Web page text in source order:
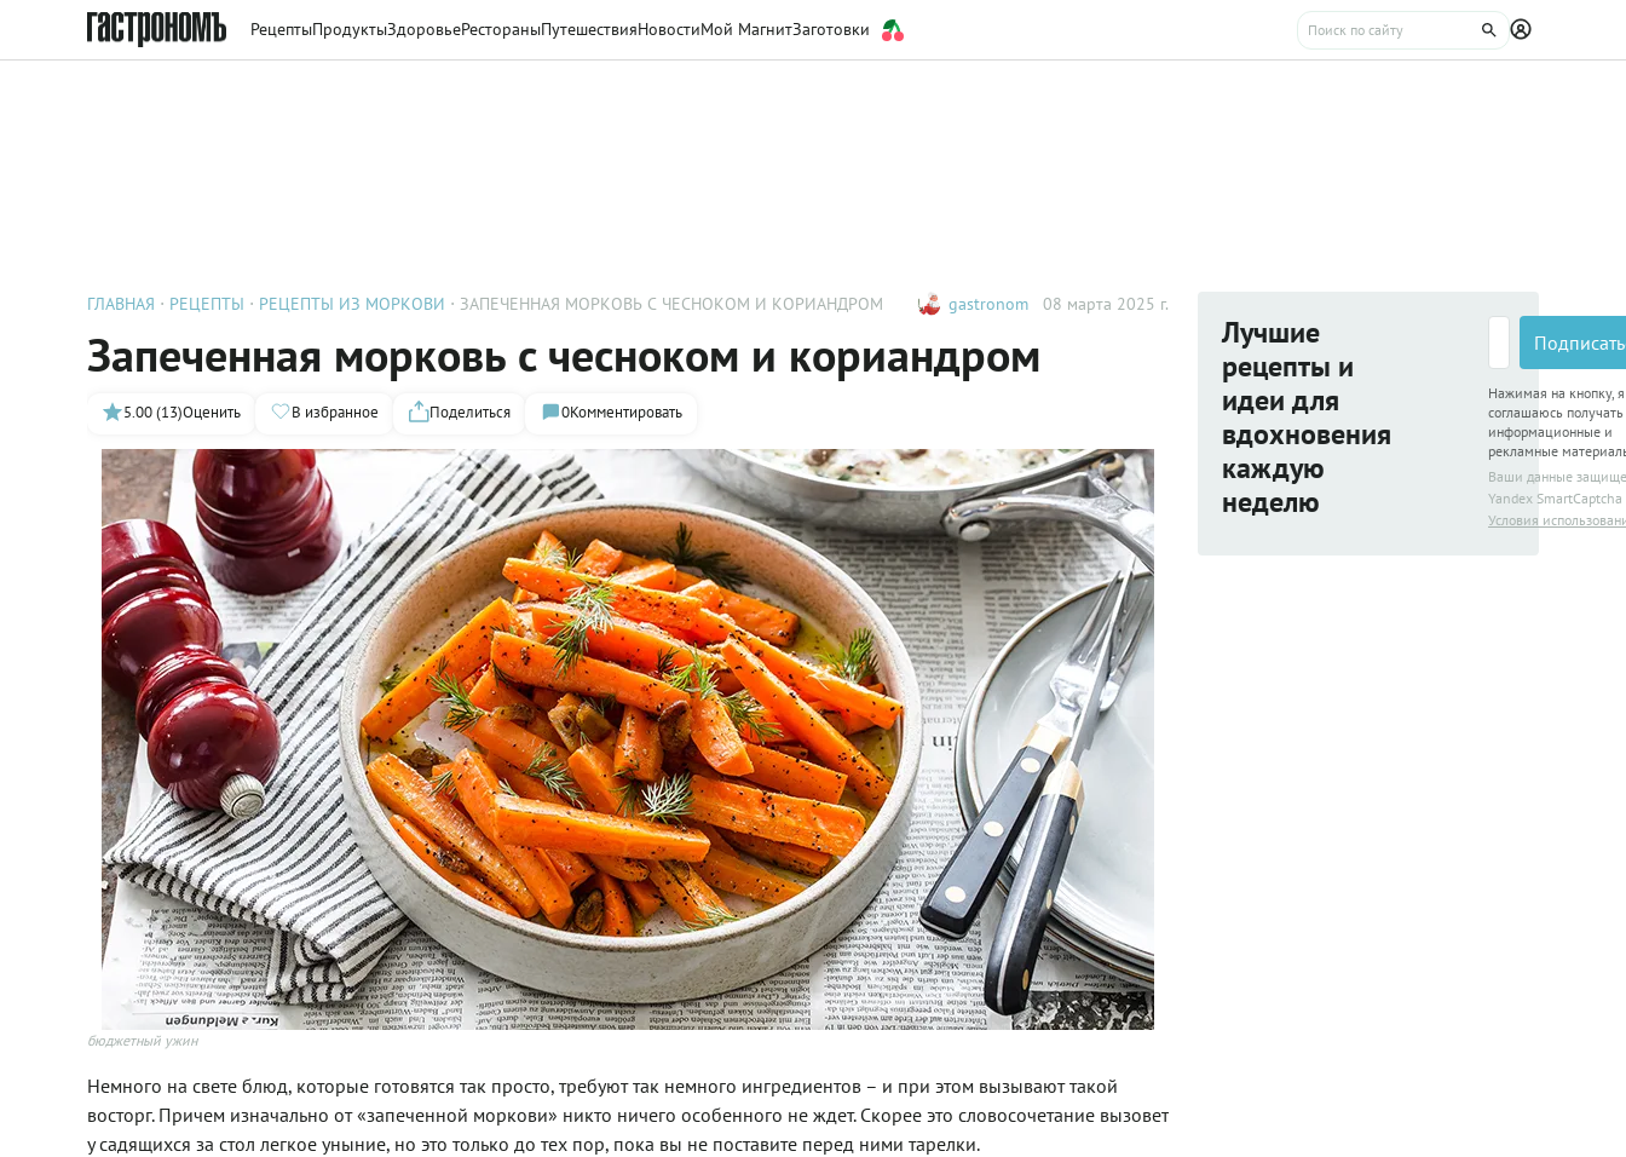
РецептыПродуктыЗдоровьеРестораныПутешествияНовостиМой МагнитЗаготовки
ГЛАВНАЯ РЕЦЕПТЫ РЕЦЕПТЫ ИЗ МОРКОВИ ЗАПЕЧЕННАЯ МОРКОВЬ С ЧЕСНОКОМ И КОРИАНДРОМ gastronom 08 марта 2025 г.
Запеченная морковь с чесноком и кориандром
5.00 (13)Оценить В избранное Поделиться 0Комментировать
бюджетный ужин
Немного на свете блюд, которые готовятся так просто, требуют так немного ингредиентов – и при этом вызывают такой
восторг. Причем изначально от «запеченной моркови» никто ничего особенного не ждет. Скорее это словосочетание вызовет
у садящихся за стол легкое уныние, но это только до тех пор, пока вы не поставите перед ними тарелки.
Лучшие
рецепты и
идеи для
вдохновения
каждую
неделю
Нажимая на кнопку, я
соглашаюсь получать
информационные и
рекламные
Ваши данные
Yandex SmartCaptcha
Условия